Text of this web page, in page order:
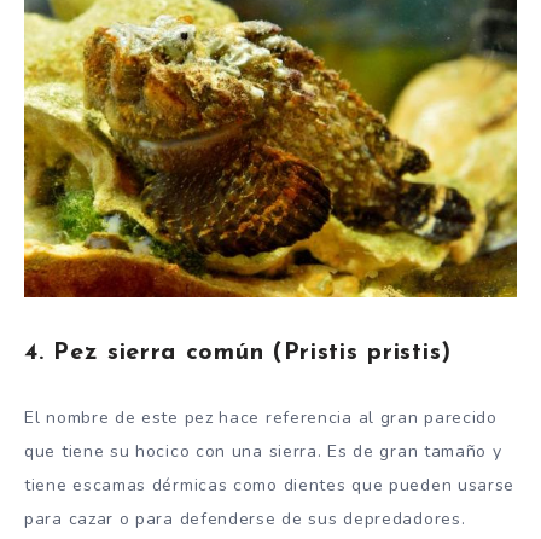
4. Pez sierra común (Pristis pristis)
El nombre de este pez hace referencia al gran parecido
que tiene su hocico con una sierra. Es de gran tamaño y
tiene escamas dérmicas como dientes que pueden usarse
para cazar o para defenderse de sus depredadores.